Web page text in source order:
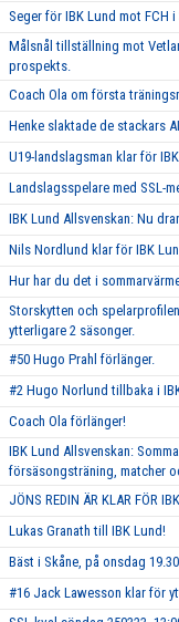
Seger för IBK Lund mot FCH
Målsnål tillställning mot
prospekts.
Coach Ola om första
Henke slaktade de stackars
U19-landslagsman klar för
Landslagsspelare med SSL-
IBK Lund Allsvenskan: Nu
Nils Nordlund klar för IBK
Hur har du det i
Storskytten och
ytterligare 2 säsonger.
#50 Hugo Prahl förlänger.
#2 Hugo Norlund tillbaka i
Coach Ola förlänger!
IBK Lund Allsvenskan:
försäsongsträning, matcher
JÖNS REDIN ÄR KLAR FÖR
Lukas Granath till IBK Lund!
Bäst i Skåne, på onsdag
#16 Jack Lawesson klar för